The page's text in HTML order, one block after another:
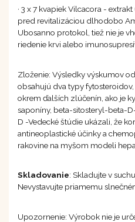
· 3 x 7 kvapiek Vilcacora -
pred revitalizáciou dlhodobo
Ubosanno protokol, tiež nie je
riedenie krvi alebo
Zloženie: Výsledky výskumov
obsahujú dva typy
okrem ďalších zlúčenín, ako je
saponíny, beta-sitosteryl-beta-
D -Vedecké štúdie ukázali, že
antineoplastické účinky a
rakovine na myšom modeli
Skladovanie: Skladujte v
Nevystavujte priamemu
Upozornenie: Výrobok nie je